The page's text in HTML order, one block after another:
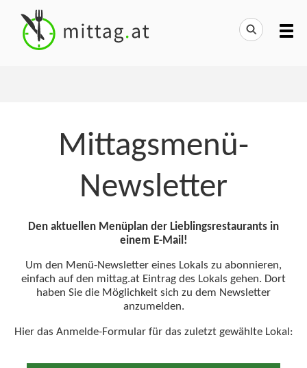
Mittagsmenü-
Newsletter
Den aktuellen Menüplan der Lieblingsrestaurants in
einem E-Mail!
Um den Menü-Newsletter eines Lokals zu abonnieren,
einfach auf den mittag.at Eintrag des Lokals gehen. Dort
haben Sie die Möglichkeit sich zu dem Newsletter
anzumelden.
Hier das Anmelde-Formular für das zuletzt gewählte Lokal: